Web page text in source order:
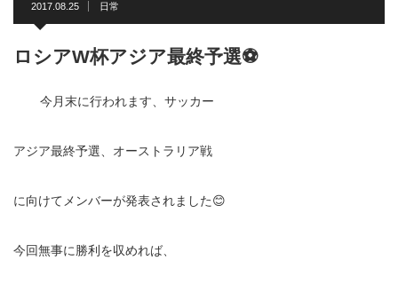
2017.08.25 日常
ロシアW杯アジア最終予選⚽️
今月末に行われます、サッカー
アジア最終予選、オーストラリア戦
に向けてメンバーが発表されました😊
今回無事に勝利を収めれば、